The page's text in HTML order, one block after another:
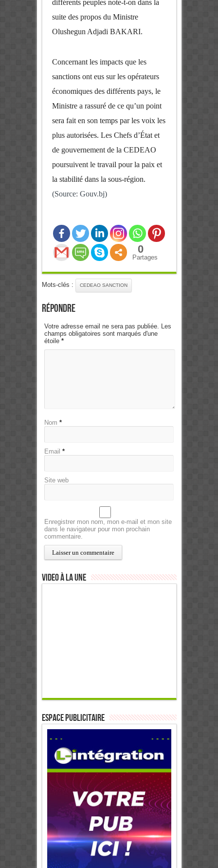
différents peuples note-t-on dans la
suite des propos du Ministre
Olushegun Adjadi BAKARI.
Concernant les impacts que les
sanctions ont eus sur les opérateurs
économiques des différents pays, le
Ministre a rassuré de ce qu’un point
sera fait en son temps par les voix les
plus autorisées. Les Chefs d’État et
de gouvernement de la CEDEAO
poursuivent le travail pour la paix et
la stabilité dans la sous-région.
(Source: Gouv.bj)
0
Partages
Mots-clés : CEDEAO SANCTION
Répondre
Votre adresse email ne sera pas publiée. Les
champs obligatoires sont marqués d'une
étoile *
Nom *
Email *
Site web
Enregistrer mon nom, mon e-mail et mon site
dans le navigateur pour mon prochain
commentaire.
Video à la Une
ESPACE PUBLICITAIRE